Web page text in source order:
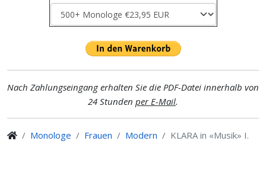
Nach Zahlungseingang erhalten Sie die PDF-Datei innerhalb von
24 Stunden per E-Mail.
Monologe Frauen Modern KLARA in «Musik» I.